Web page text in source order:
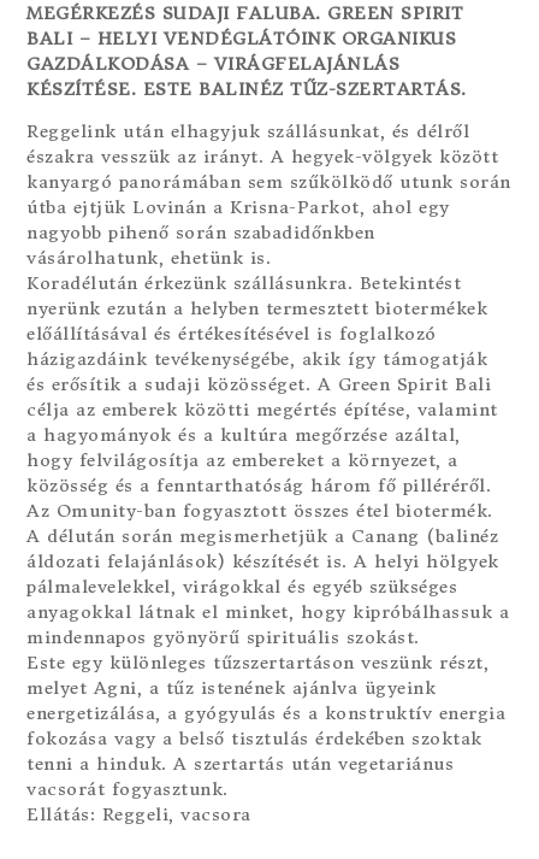
MEGÉRKEZÉS SUDAJI FALUBA. GREEN SPIRIT
BALI – HELYI VENDÉGLÁTÓINK ORGANIKUS
GAZDÁLKODÁSA – VIRÁGFELAJÁNLÁS
KÉSZÍTÉSE. ESTE BALINÉZ TŰZ-SZERTARTÁS.
Reggelink után elhagyjuk szállásunkat, és délről
északra vesszük az irányt. A hegyek-völgyek között
kanyargó panorámában sem szűkölködő utunk során
útba ejtjük Lovinán a Krisna-Parkot, ahol egy
nagyobb pihenő során szabadidőnkben
vásárolhatunk, ehetünk is.
Koradélután érkezünk szállásunkra. Betekintést
nyerünk ezután a helyben termesztett biotermékek
előállításával és értékesítésével is foglalkozó
házigazdáink tevékenységébe, akik így támogatják
és erősítik a sudaji közösséget. A Green Spirit Bali
célja az emberek közötti megértés építése, valamint
a hagyományok és a kultúra megőrzése azáltal,
hogy felvilágosítja az embereket a környezet, a
közösség és a fenntarthatóság három fő pilléréről.
Az Omunity-ban fogyasztott összes étel biotermék.
A délután során megismerhetjük a Canang (balinéz
áldozati felajánlások) készítését is. A helyi hölgyek
pálmalevelekkel, virágokkal és egyéb szükséges
anyagokkal látnak el minket, hogy kipróbálhassuk a
mindennapos gyönyörű spirituális szokást.
Este egy különleges tűzszertartáson veszünk részt,
melyet Agni, a tűz istenének ajánlva ügyeink
energetizálása, a gyógyulás és a konstruktív energia
fokozása vagy a belső tisztulás érdekében szoktak
tenni a hinduk. A szertartás után vegetariánus
vacsorát fogyasztunk.
Ellátás: Reggeli, vacsora